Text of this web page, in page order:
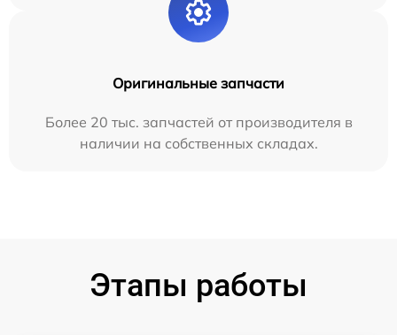
Оригинальные запчасти
Более 20 тыс. запчастей от производителя в
наличии на собственных складах.
Этапы работы